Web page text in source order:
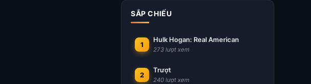
SẮP CHIẾU
1
Hulk Hogan: Real American
273 lượt xem
2
Trượt
240 lượt xem